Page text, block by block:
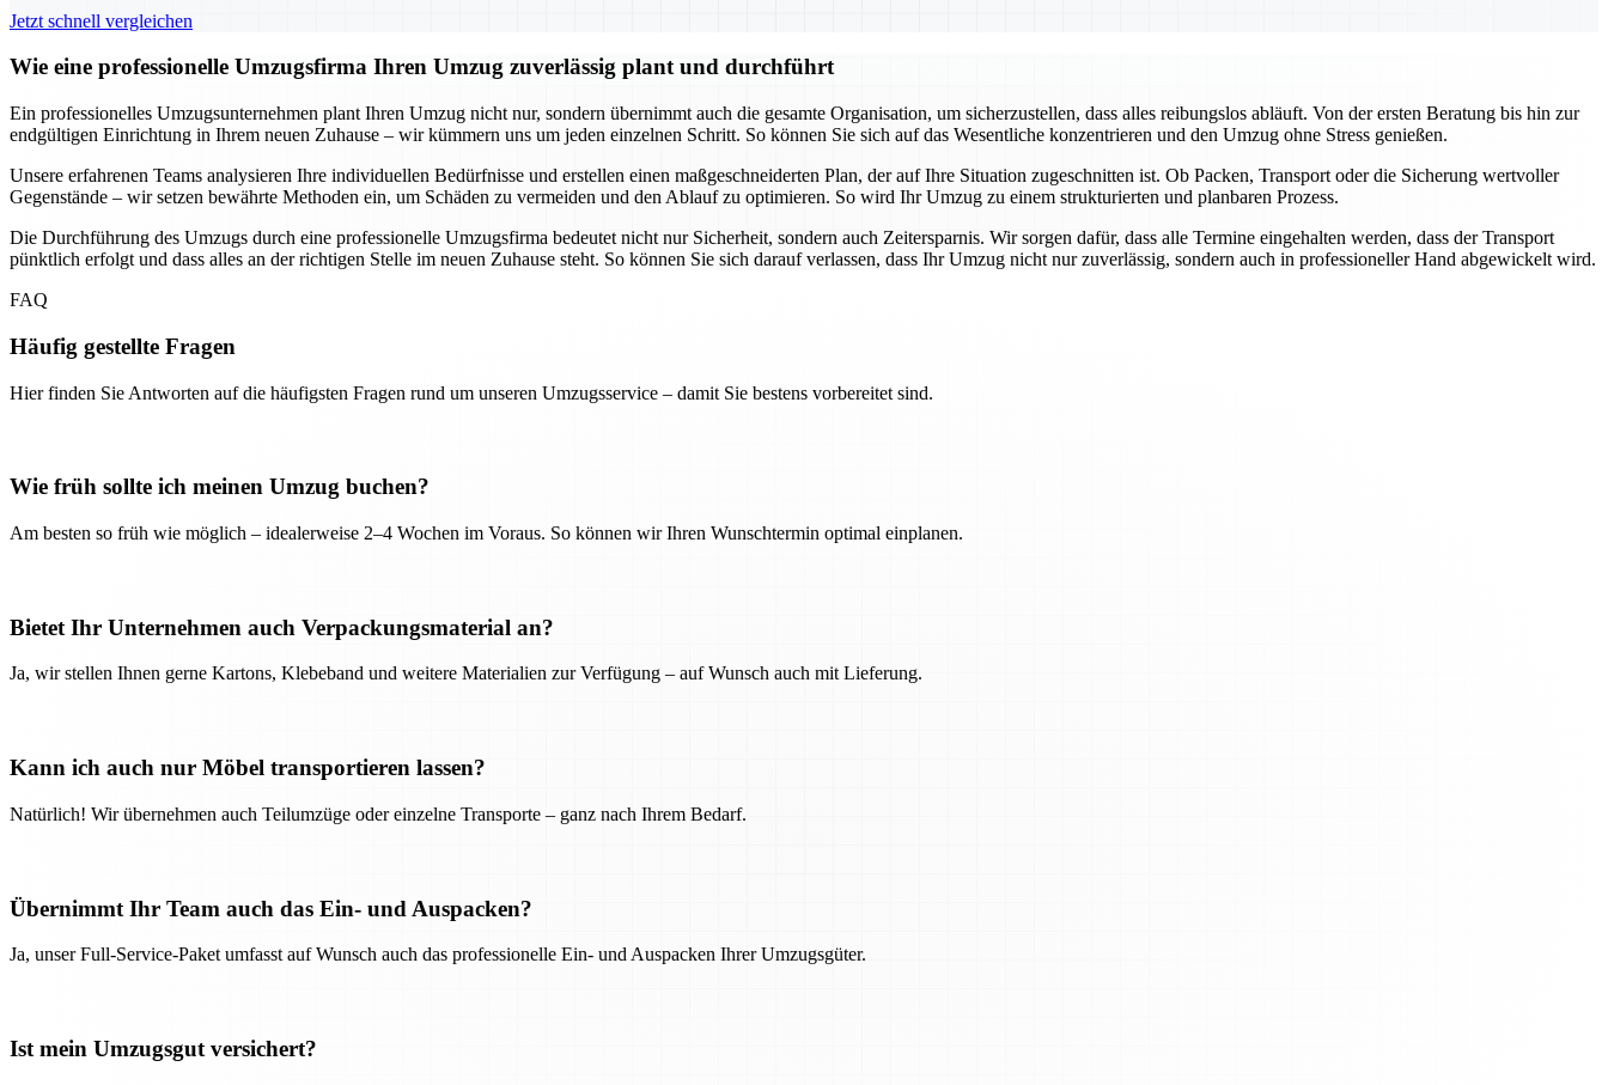
Jetzt schnell vergleichen
Wie eine professionelle Umzugsfirma Ihren Umzug zuverlässig plant und durchführt
Ein professionelles Umzugsunternehmen plant Ihren Umzug nicht nur, sondern übernimmt auch die gesamte Organisation, um sicherzustellen, dass alles reibungslos abläuft. Von der ersten Beratung bis hin zur
endgültigen Einrichtung in Ihrem neuen Zuhause – wir kümmern uns um jeden einzelnen Schritt. So können Sie sich auf das Wesentliche konzentrieren und den Umzug ohne Stress genießen.
Unsere erfahrenen Teams analysieren Ihre individuellen Bedürfnisse und erstellen einen maßgeschneiderten Plan, der auf Ihre Situation zugeschnitten ist. Ob Packen, Transport oder die Sicherung wertvoller
Gegenstände – wir setzen bewährte Methoden ein, um Schäden zu vermeiden und den Ablauf zu optimieren. So wird Ihr Umzug zu einem strukturierten und planbaren Prozess.
Die Durchführung des Umzugs durch eine professionelle Umzugsfirma bedeutet nicht nur Sicherheit, sondern auch Zeitersparnis. Wir sorgen dafür, dass alle Termine eingehalten werden, dass der Transport
pünktlich erfolgt und dass alles an der richtigen Stelle im neuen Zuhause steht. So können Sie sich darauf verlassen, dass Ihr Umzug nicht nur zuverlässig, sondern auch in professioneller Hand abgewickelt wird.
FAQ
Häufig gestellte Fragen
Hier finden Sie Antworten auf die häufigsten Fragen rund um unseren Umzugsservice – damit Sie bestens vorbereitet sind.
Wie früh sollte ich meinen Umzug buchen?
Am besten so früh wie möglich – idealerweise 2–4 Wochen im Voraus. So können wir Ihren Wunschtermin optimal einplanen.
Bietet Ihr Unternehmen auch Verpackungsmaterial an?
Ja, wir stellen Ihnen gerne Kartons, Klebeband und weitere Materialien zur Verfügung – auf Wunsch auch mit Lieferung.
Kann ich auch nur Möbel transportieren lassen?
Natürlich! Wir übernehmen auch Teilumzüge oder einzelne Transporte – ganz nach Ihrem Bedarf.
Übernimmt Ihr Team auch das Ein- und Auspacken?
Ja, unser Full-Service-Paket umfasst auf Wunsch auch das professionelle Ein- und Auspacken Ihrer Umzugsgüter.
Ist mein Umzugsgut versichert?